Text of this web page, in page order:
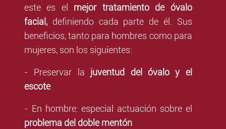
este es el mejor tratamiento de óvalo
facial,definiendo cada parte de él. Sus
beneficios, tanto para hombres como para
mujeres, son los siguientes:
- Preservar la juventud del óvalo y el
escote
- En hombre: especial actuación sobre el
problema del doble mentón